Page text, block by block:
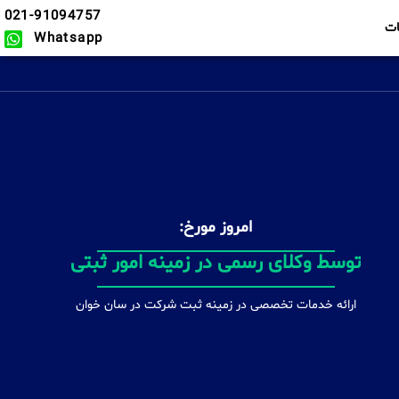
021-91094757
Whatsapp
امروز مورخ:
بهمراه افتتاح حساب شرکتی
ارائه خدمات تخصصی در زمینه ثبت شرکت در سان خوان